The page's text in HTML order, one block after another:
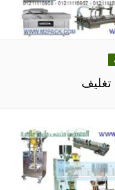
تغليف